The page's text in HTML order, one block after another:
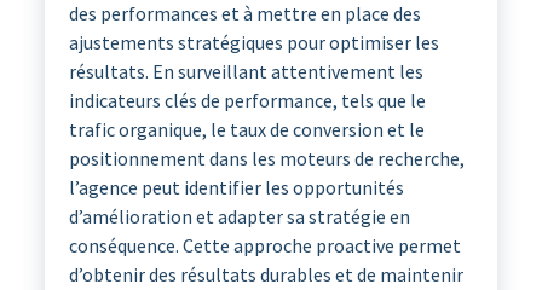
des performances et à mettre en place des
ajustements stratégiques pour optimiser les
résultats. En surveillant attentivement les
indicateurs clés de performance, tels que le
trafic organique, le taux de conversion et le
positionnement dans les moteurs de recherche,
l’agence peut identifier les opportunités
d’amélioration et adapter sa stratégie en
conséquence. Cette approche proactive permet
d’obtenir des résultats durables et de maintenir